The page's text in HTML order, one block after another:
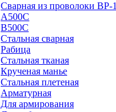
Сварная из проволоки ВР-1
А500С
В500С
Стальная сварная
Рабица
Стальная тканая
Крученая манье
Стальная плетеная
Арматурная
Для армирования